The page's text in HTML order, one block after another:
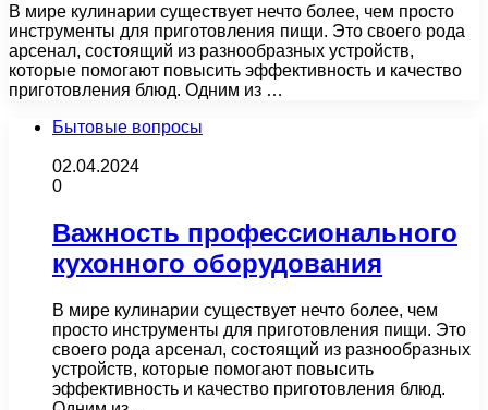
В мире кулинарии существует нечто более, чем просто
инструменты для приготовления пищи. Это своего рода
арсенал, состоящий из разнообразных устройств,
которые помогают повысить эффективность и качество
приготовления блюд. Одним из …
Бытовые вопросы
02.04.2024
0
Важность профессионального
кухонного оборудования
В мире кулинарии существует нечто более, чем
просто инструменты для приготовления пищи. Это
своего рода арсенал, состоящий из разнообразных
устройств, которые помогают повысить
эффективность и качество приготовления блюд.